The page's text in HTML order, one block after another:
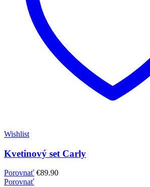
Wishlist
Kvetinový set Carly
Porovnať €89.90
Porovnať